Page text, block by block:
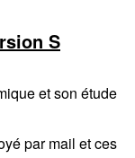
S
et son étude
par mail et ces